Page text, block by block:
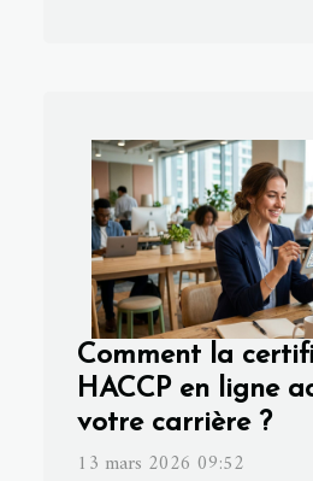
Comment la
HACCP en ligne
votre carrière ?
13 mars 2026 09:52